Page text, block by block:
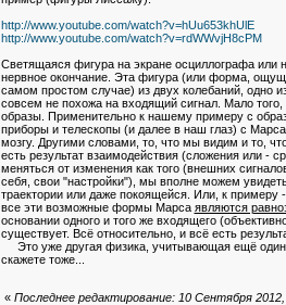
http://www.youtube.com/watch?v=hUu653khUlE
http://www.youtube.com/watch?v=rdWWvjH8cPM
Светящаяся фигура на экране осциллографа или
нервное окончание. Эта фигура (или форма,
самом простом случае) из двух колебаний, одно
совсем не похожа на входящий сигнал. Мало
образы. Применительно к нашему примеру с
приборы и телескопы (и далее в наш глаз) с
мозгу. Другими словами, то, что мы видим и то,
есть результат взаимодействия (сложения или -
меняться от изменения как того (внешних
себя, свои "настройки"), мы вполне можем
траектории или даже покоящейся. Или, к
все эти возможные формы Марса являются
основании одного и того же входящего
существует. Всё относительно, и всё есть
Это уже другая физика, учитывающая ещё один
скажете тоже...
« Последнее редактирование: 10 Сентября